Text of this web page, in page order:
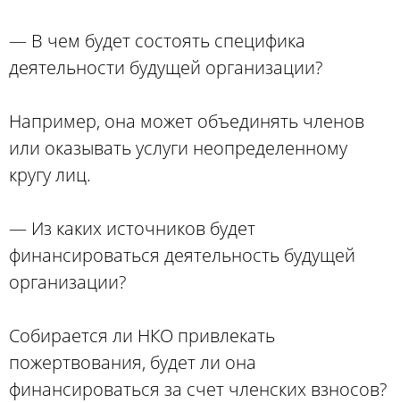
— В чем будет состоять специфика
деятельности будущей организации?
Например, она может объединять членов
или оказывать услуги неопределенному
кругу лиц.
— Из каких источников будет
финансироваться деятельность будущей
организации?
Собирается ли НКО привлекать
пожертвования, будет ли она
финансироваться за счет членских взносов?